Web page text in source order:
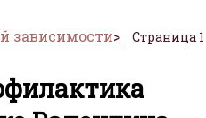
зависимости Страница 1